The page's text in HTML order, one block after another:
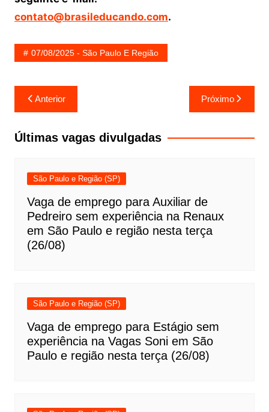
contato@brasileducando.com.
07/08/2025 - São Paulo E Região
Navegação
de
Post
Anterior Próximo
Últimas vagas divulgadas
São Paulo e Região (SP)
Vaga de emprego para Auxiliar de
Pedreiro sem experiência na Renaux
em São Paulo e região nesta terça
(26/08)
São Paulo e Região (SP)
Vaga de emprego para Estágio sem
experiência na Vagas Soni em São
Paulo e região nesta terça (26/08)